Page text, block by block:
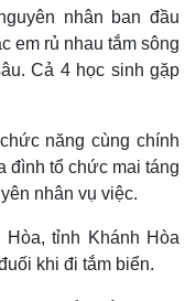
nhân ban đầu
em rủ nhau tắm sông
Cả 4 học sinh gặp
năng cùng chính
đình tổ chức mai táng
nhân vụ việc.
tỉnh Khánh Hòa
khi đi tắm biển.